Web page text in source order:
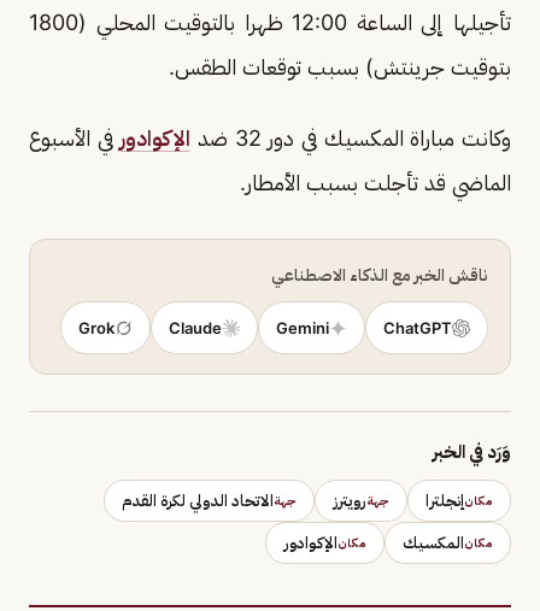
تأجيلها إلى الساعة 12:00 ظهرا بالتوقيت المحلي (1800
بتوقيت جرينتش) بسبب توقعات الطقس.
وكانت مباراة المكسيك في دور 32 ضد الإكوادور في الأسبوع
الماضي قد تأجلت بسبب الأمطار.
ناقش الخبر مع الذكاء الاصطناعي
ChatGPT
Gemini
Claude
Grok
وَرَد في الخبر
مكانإنجلترا جهةرويترز جهةالاتحاد الدولي لكرة القدم
مكانالمكسيك مكانالإكوادور